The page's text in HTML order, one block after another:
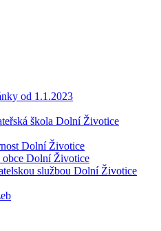
od 1.1.2023
škola Dolní Životice
Dolní Životice
obce Dolní Životice
službou Dolní Životice